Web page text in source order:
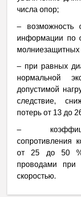
числа опор;
– возможность
информации по
молниезащитных
– при равных
нормальной
допустимой
следствие,
потерь от 13 до
–
сопротивления
от 25 до 50
проводами при
скоростью.